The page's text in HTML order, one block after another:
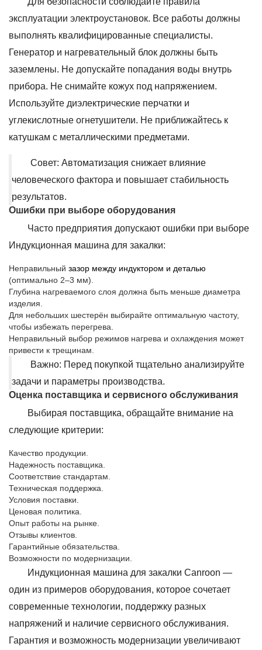
эксплуатации электроустановок. Все работы должны
выполнять квалифицированные специалисты.
Генератор и нагревательный блок должны быть
заземлены. Не допускайте попадания воды внутрь
прибора. Не снимайте кожух под напряжением.
Используйте диэлектрические перчатки и
углекислотные огнетушители. Не приближайтесь к
катушкам с металлическими предметами.
Совет: Автоматизация снижает влияние
человеческого фактора и повышает стабильность
результатов.
Ошибки при выборе оборудования
Часто предприятия допускают ошибки при выборе
Индукционная машина для закалки:
Неправильный зазор между индуктором и деталью
(оптимально 2–3 мм).
Глубина нагреваемого слоя должна быть меньше диаметра
изделия.
Для небольших шестерён выбирайте оптимальную частоту,
чтобы избежать перегрева.
Неправильный выбор режимов нагрева и охлаждения может
привести к трещинам.
Важно: Перед покупкой тщательно анализируйте
задачи и параметры производства.
Оценка поставщика и сервисного обслуживания
Выбирая поставщика, обращайте внимание на
следующие критерии:
Качество продукции.
Надежность поставщика.
Соответствие стандартам.
Техническая поддержка.
Условия поставки.
Ценовая политика.
Опыт работы на рынке.
Отзывы клиентов.
Гарантийные обязательства.
Возможности по модернизации.
Индукционная машина для закалки Canroon —
один из примеров оборудования, которое сочетает
современные технологии, поддержку разных
напряжений и наличие сервисного обслуживания.
Гарантия и возможность модернизации увеличивают